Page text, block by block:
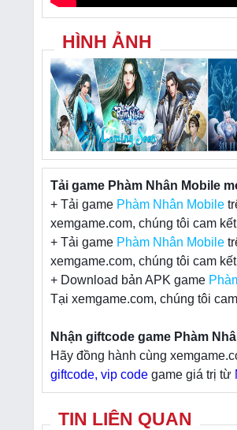
HÌNH ẢNH
Tải game Phàm Nhân Mobile
+ Tải game Phàm Nhân Mobile
xemgame.com, chúng tôi cam
+ Tải game Phàm Nhân Mobile
xemgame.com, chúng tôi cam
+ Download bản APK game
Tại xemgame.com, chúng tôi
Nhận giftcode game Phàm
Hãy đồng hành cùng
giftcode, vip code game giá trị từ
TIN LIÊN QUAN